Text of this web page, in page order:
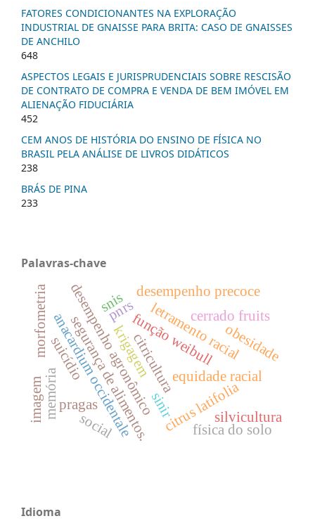
FATORES CONDICIONANTES NA EXPLORAÇÃO
INDUSTRIAL DE GNAISSE PARA BRITA: CASO DE GNAISSES
DE ANCHILO
648
ASPECTOS LEGAIS E JURISPRUDENCIAIS SOBRE RESCISÃO
DE CONTRATO DE COMPRA E VENDA DE BEM IMÓVEL EM
ALIENAÇÃO FIDUCIÁRIA
452
CEM ANOS DE HISTÓRIA DO ENSINO DE FÍSICA NO
BRASIL PELA ANÁLISE DE LIVROS DIDÁTICOS
238
BRÁS DE PINA
233
Palavras-chave
equidade racial
letramento racial
segurança de alimentos.citrus latifolia
citricultura
desempenho precoce
anacardium occidentale
desempenho agronômico
pragas
morfometria função weibull
silvicultura
obesidade
física do solo
krigagem
cerrado fruits
pnrs
snis
sinir
memória
imagem
social
suicídio
Idioma